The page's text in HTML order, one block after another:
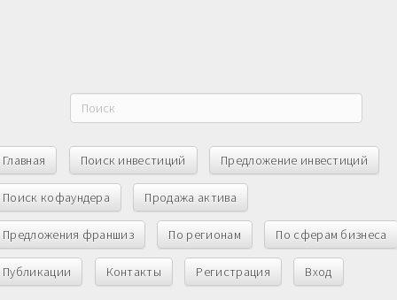
Главная Поиск инвестиций Предложение инвестиций
Поиск кофаундера Продажа актива
Предложения франшиз По регионам По сферам бизнеса
Публикации Контакты Регистрация Вход